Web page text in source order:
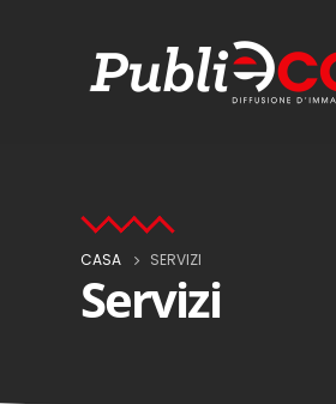
CASA SERVIZI
Servizi